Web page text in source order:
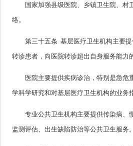
国家加强县级医院、乡镇卫生院、村
络。
第三十五条 基层医疗卫生机构主要
转诊患者，向医院转诊超出自身服务能力
医院主要提供疾病诊治，特别是急危
学科学研究和对基层医疗卫生机构的业务
专业公共卫生机构主要提供传染病、
监测评估、出生缺陷防治等公共卫生服务。